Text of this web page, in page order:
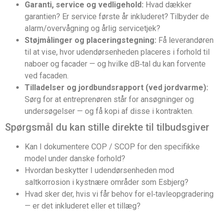
Garanti, service og vedligehold: Hvad dækker
garantien? Er service første år inkluderet? Tilbyder de
alarm/overvågning og årlig servicetjek?
Støjmålinger og placeringstegning: Få leverandøren
til at vise, hvor udendørsenheden placeres i forhold til
naboer og facader — og hvilke dB‑tal du kan forvente
ved facaden.
Tilladelser og jordbundsrapport (ved jordvarme):
Sørg for at entreprenøren står for ansøgninger og
undersøgelser — og få kopi af disse i kontrakten.
Spørgsmål du kan stille direkte til tilbudsgiver
Kan I dokumentere COP / SCOP for den specifikke
model under danske forhold?
Hvordan beskytter I udendørsenheden mod
saltkorrosion i kystnære områder som Esbjerg?
Hvad sker der, hvis vi får behov for el‑tavleopgradering
— er det inkluderet eller et tillæg?